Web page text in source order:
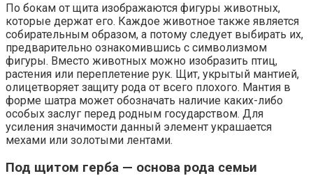
По бокам от щита изображаются фигуры животных,
которые держат его. Каждое животное также является
собирательным образом, а потому следует выбирать их,
предварительно ознакомившись с символизмом
фигуры. Вместо животных можно изобразить птиц,
растения или переплетение рук. Щит, укрытый мантией,
олицетворяет защиту рода от всего плохого. Мантия в
форме шатра может обозначать наличие каких-либо
особых заслуг перед родным государством. Для
усиления значимости данный элемент украшается
мехами или золотыми лентами.
Под щитом герба — основа рода семьи